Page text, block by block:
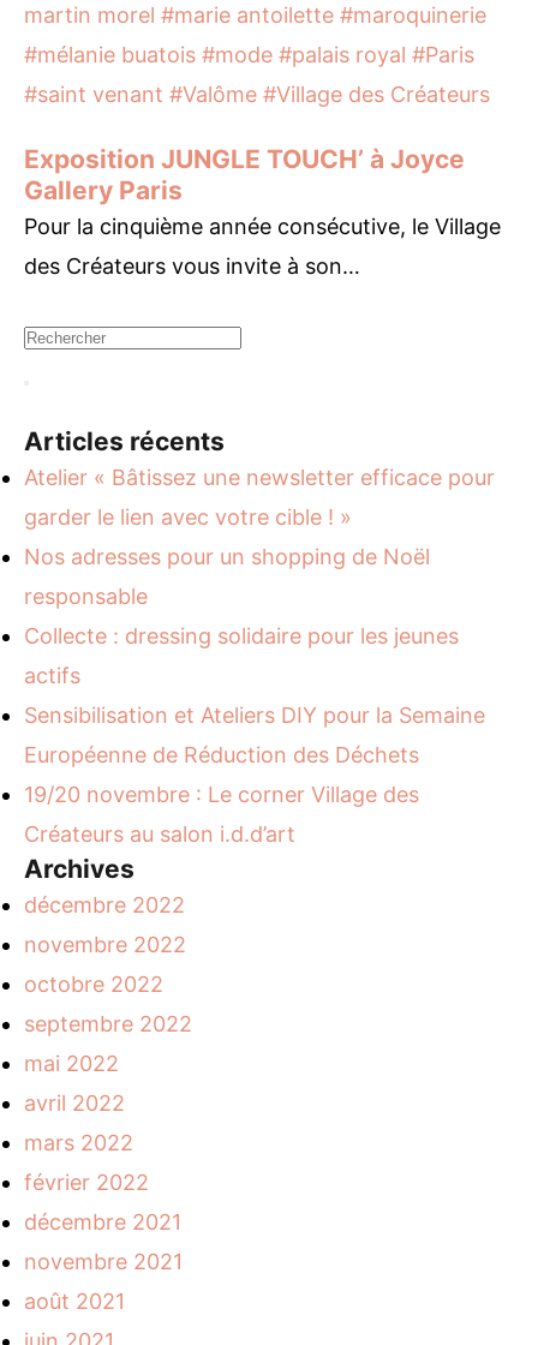
martin morel #marie antoilette #maroquinerie
#mélanie buatois #mode #palais royal #Paris
#saint venant #Valôme #Village des Créateurs
Exposition JUNGLE TOUCH’ à Joyce
Gallery Paris
Pour la cinquième année consécutive, le Village
des Créateurs vous invite à son…
Articles récents
Atelier « Bâtissez une newsletter efficace pour
garder le lien avec votre cible ! »
Nos adresses pour un shopping de Noël
responsable
Collecte : dressing solidaire pour les jeunes
actifs
Sensibilisation et Ateliers DIY pour la Semaine
Européenne de Réduction des Déchets
19/20 novembre : Le corner Village des
Créateurs au salon i.d.d’art
Archives
décembre 2022
novembre 2022
octobre 2022
septembre 2022
mai 2022
avril 2022
mars 2022
février 2022
décembre 2021
novembre 2021
août 2021